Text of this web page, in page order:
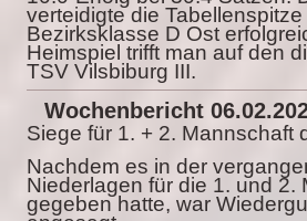
verteidigte die Tabellenspitze
Bezirksklasse D Ost
Heimspiel trifft man auf den
TSV Vilsbiburg III.
Wochenbericht
Siege für 1. + 2. Mannschaft
Nachdem es in der
Niederlagen für die 1. und 2.
gegeben hatte, war